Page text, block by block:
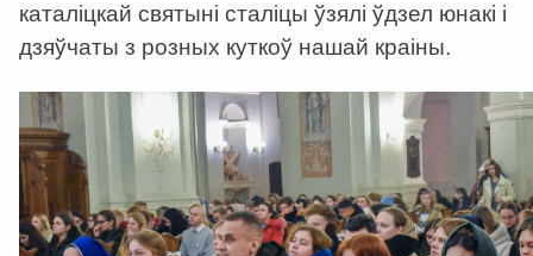
каталіцкай святыні сталіцы ўзялі ўдзел юнакі і
дзяўчаты з розных куткоў нашай краіны.